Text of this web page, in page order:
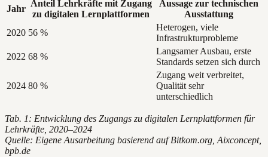
Jahr
Anteil Lehrkräfte mit Zugang
zu digitalen Lernplattformen
Aussage zur technischen
Ausstattung
2020 56 %
Heterogen, viele
Infrastrukturprobleme
2022 68 %
Langsamer Ausbau, erste
Standards setzen sich durch
2024 80 %
Zugang weit verbreitet,
Qualität sehr
unterschiedlich
Tab. 1: Entwicklung des Zugangs zu digitalen Lernplattformen für
Lehrkräfte, 2020–2024
Quelle: Eigene Ausarbeitung basierend auf Bitkom.org, Aixconcept,
bpb.de